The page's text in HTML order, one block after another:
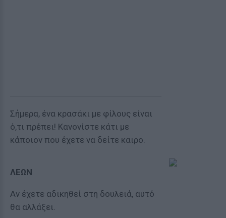
Σήμερα, ένα κρασάκι με φίλους είναι
ό,τι πρέπει! Κανονίστε κάτι με
κάποιον που έχετε να δείτε καιρο.
ΛΕΩΝ
Αν έχετε αδικηθεί στη δουλειά, αυτό
θα αλλάξει.